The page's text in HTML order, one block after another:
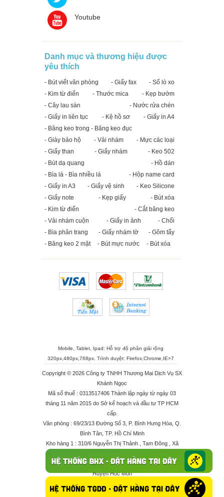
Youtube
Danh mục và thương hiệu được
yêu thích
- Bút viết văn phòng - Giấy fax
- Sổ lò xo
- Kim từ điển
- Thước mica
- Kẹp bướm
- Cây lau sàn
- Nước rửa chén
- Giấy in liên tục
- Kệ hồ sơ
- Giấy in A4
- Băng keo trong - Băng keo đục
- Giày bảo hộ
- Vải nhám
- Mực các loại
- Giấy than
- Giấy nhám
- Keo 502
- Bút dạ quang
- Hồ dán
- Bìa lá - Bìa nhiều lá
- Hộp name card
- Giấy in A3
- Giấy vệ sinh
- Keo Silicone
- Giấy note
- Kẹp giấy
- Bút xóa
- Kim từ điển
- Cắt băng keo
- Vải nhám cuộn
- Giấy in ảnh
- Chổi
- Bìa phân trang
- Giấy nhám tờ
- Gôm tẩy
- Băng keo 2 mặt
- Bút mực nước - Bút xóa
Mobile, Tablet, Ipad: Hỗ trợ độ phân giải rộng
320px,480px,768px. Trình duyệt: Firefox Chrome IE>7
Copyright © 2026 Công ty TNHH Thương Mại Dịch Vụ SX
Khánh Ngọc
Mã số thuế : 0313517406 Thành lập ngày từ ngày 03
tháng 11 năm 2015 do Sở kế hoạch và đầu tư TP HCM
cấp.
Văn phòng : 69/23/13 Đường Số 3, P. Bình Hưng Hòa, Q.
Bình Tân, TP. Hồ Chí Minh
Kho hàng 1 : 310/6 Nguyễn Thị Thảnh , Tam Đông , Xã
Kho hàng 2 : 68/2X Ấp Đông 1 , Xã Thới Tam Thôn ,
Huyện Hóc Môn
Điện thoại : 028 625 66506 - 0909 682 189 - 082 7158
413 - 096 298 10 17 - 0961 208 617